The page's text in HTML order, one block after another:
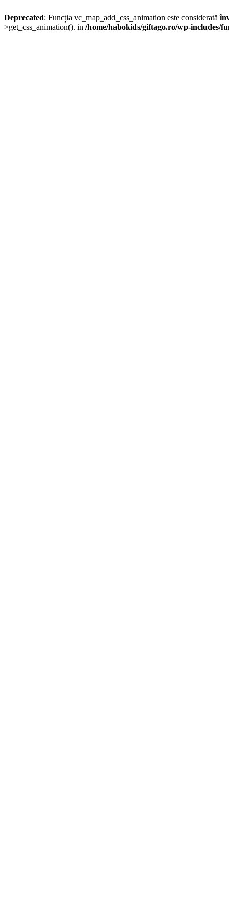
Deprecated: Funcția vc_map_add_css_animation este considerată
>get_css_animation(). in /home/habokids/giftago.ro/wp-includes/